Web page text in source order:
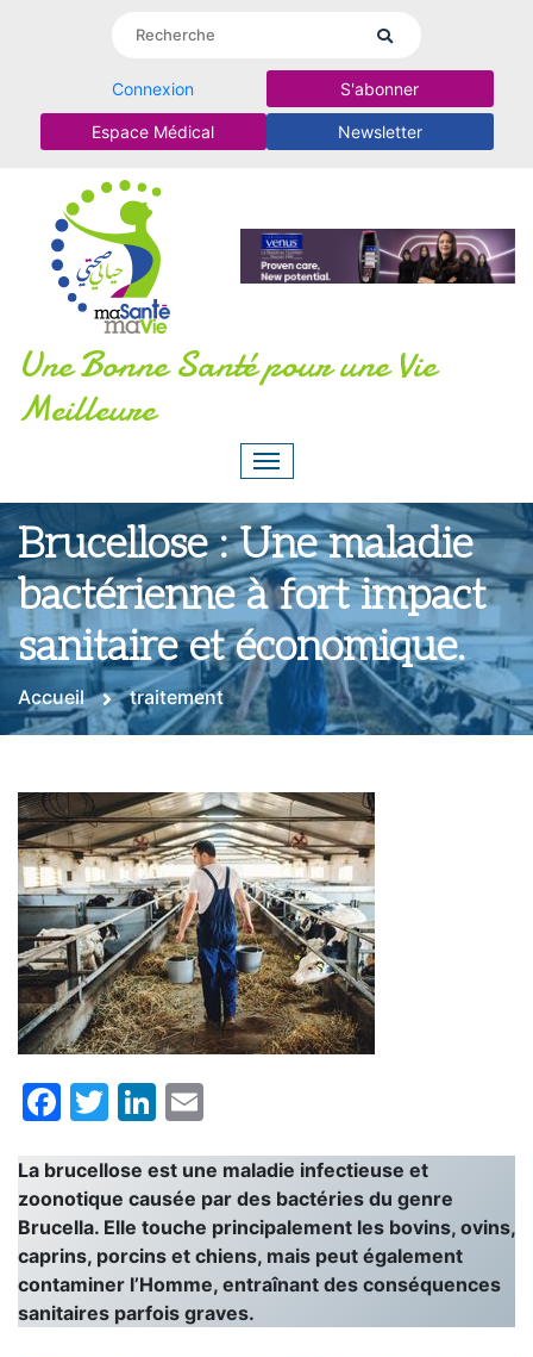
Connexion S'abonner
Espace Médical Newsletter
Une Bonne Santé pour une Vie
Meilleure
Brucellose : Une maladie
bactérienne à fort impact
sanitaire et économique.
Accueil traitement
Facebook
TwitterLinkedIn
La brucellose est une maladie infectieuse et
zoonotique causée par des bactéries du genre
Brucella. Elle touche principalement les bovins, ovins,
caprins, porcins et chiens, mais peut également
contaminer l’Homme, entraînant des conséquences
sanitaires parfois graves.